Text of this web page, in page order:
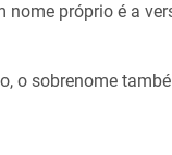
nome próprio é a
o sobrenome